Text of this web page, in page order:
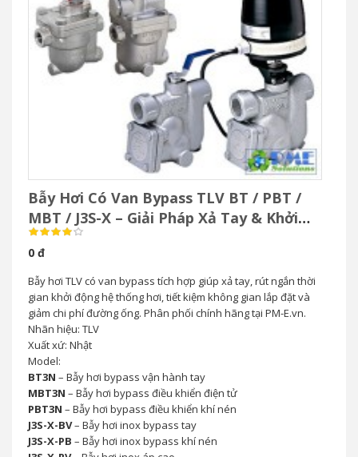
Bẫy Hơi Có Van Bypass TLV BT / PBT /
MBT / J3S-X – Giải Pháp Xả Tay & Khởi
Động Nhanh Hệ Thống Hơi
0 đ
Bẫy hơi TLV có van bypass tích hợp giúp xả tay, rút ngắn thời
gian khởi động hệ thống hơi, tiết kiệm không gian lắp đặt và
giảm chi phí đường ống. Phân phối chính hãng tại PM-E.vn.
Nhãn hiệu: TLV
Xuất xứ: Nhật
Model:
BT3N – Bẫy hơi bypass vận hành tay
MBT3N – Bẫy hơi bypass điều khiển điện tử
PBT3N – Bẫy hơi bypass điều khiển khí nén
J3S-X-BV– Bẫy hơi inox bypass tay
J3S-X-PB – Bẫy hơi inox bypass khí nén